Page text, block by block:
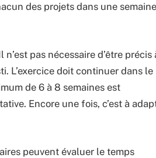
des projets dans une semaine
pas nécessaire d’être précis
L’exercice doit continuer dans le
de 6 à 8 semaines est
Encore une fois, c’est à
peuvent évaluer le temps